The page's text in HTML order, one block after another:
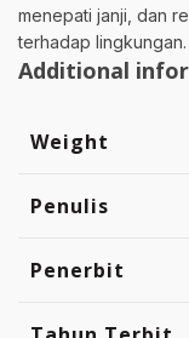
menepati janji, dan
terhadap lingkungan.
Additional
Weight
Penulis
Penerbit